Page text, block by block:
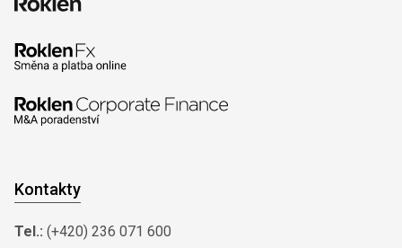
Kontakty
Tel.: (+420) 236 071 600